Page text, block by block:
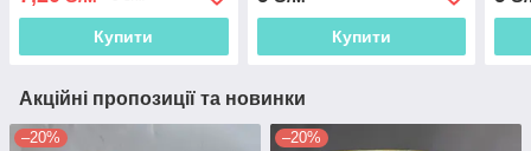
Купити Купити
Акційні пропозиції та новинки
–20% –20%